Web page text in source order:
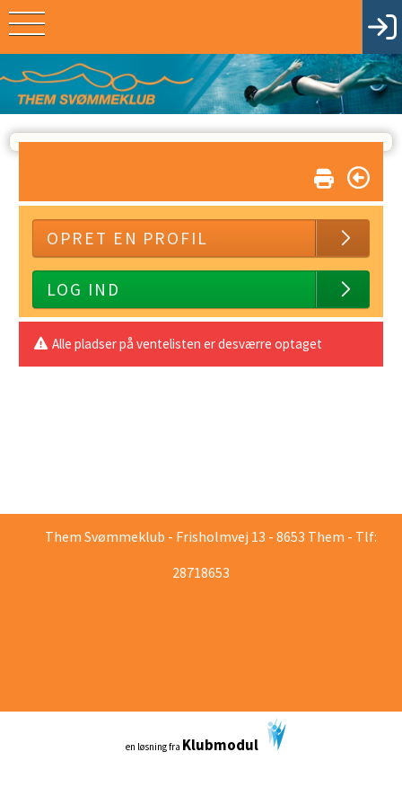
OPRET EN PROFIL
LOG IND
Alle pladser på ventelisten er desværre optaget
Them Svømmeklub - Frisholmvej 13 - 8653 Them - Tlf:
28718653
en løsning fra Klubmodul